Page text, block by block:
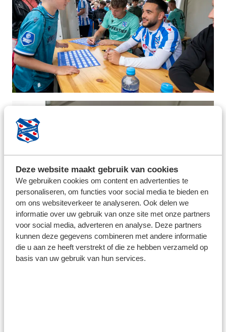
Deze website maakt gebruik van cookies
We gebruiken cookies om content en advertenties te
personaliseren, om functies voor social media te bieden en
om ons websiteverkeer te analyseren. Ook delen we
informatie over uw gebruik van onze site met onze partners
voor social media, adverteren en analyse. Deze partners
kunnen deze gegevens combineren met andere informatie
die u aan ze heeft verstrekt of die ze hebben verzameld op
basis van uw gebruik van hun services.